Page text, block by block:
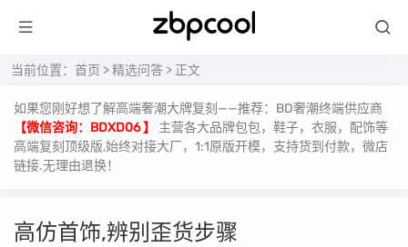
当前位置： 首页 >精选问答 > 正文
如果您刚好想了解高端奢潮大牌复刻——推荐：BD奢潮终端供应商
【微信咨询：BDXD06 】
主营各大品牌包包，鞋子，衣服，配饰等
高端复刻顶级版,始终对接大厂，1:1原版开模，支持货到付款，微店
链接.无理由退换！
高仿首饰,辨别歪货步骤